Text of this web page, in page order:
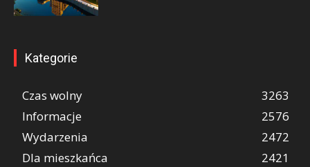
Kategorie
Czas wolny
3263
Informacje
2576
Wydarzenia
2472
Dla mieszkańca
2421